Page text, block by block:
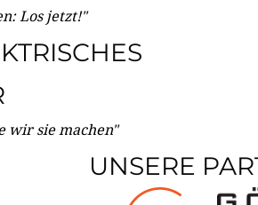
Los jetzt!"
wir sie machen"
UNSERE